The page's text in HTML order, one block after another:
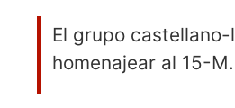
El grupo
homenajear al 15-